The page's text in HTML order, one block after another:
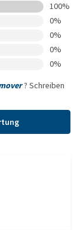
100%
0%
0%
0%
0%
? Schreiben